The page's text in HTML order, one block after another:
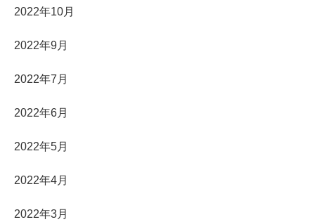
2022年10月
2022年9月
2022年7月
2022年6月
2022年5月
2022年4月
2022年3月